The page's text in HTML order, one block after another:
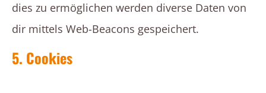
dies zu ermöglichen werden diverse Daten von
dir mittels Web-Beacons gespeichert.
5. Cookies